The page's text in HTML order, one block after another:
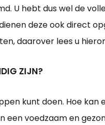
U hebt dus wel de
deze ook direct
daarover lees u
ZIJN?
kunt doen. Hoe
een voedzaam en